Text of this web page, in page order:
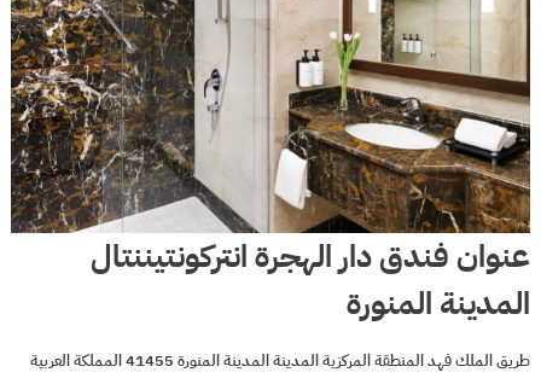
عنوان فندق دار الهجرة انتركونتيننتال
المدينة المنورة
طريق الملك فهد المنطقة المركزية المدينة المدينة المنورة 41455 المملكة العربية